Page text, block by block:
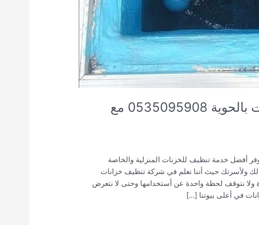
افضل شركة تنظيف خزانات بالحوية 0535095908 مع
أفضل خدمة تنظيف للخزنات المنزلية والخاصة
لك ولأسرتك حيث أننا نعلم في شركة تنظيف خزانات
ولا نتوقف لحظة واحدة عن أستخدامها وحتى لا نتعرض
في أعلى بيوتنا […]